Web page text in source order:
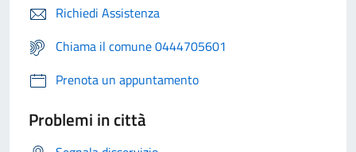
Richiedi Assistenza
Chiama il comune 0444705601
Prenota un appuntamento
Problemi in città